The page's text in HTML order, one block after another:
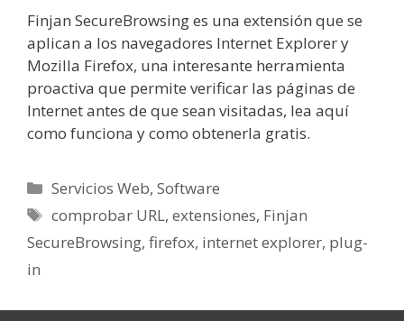
Finjan SecureBrowsing es una extensión que se
aplican a los navegadores Internet Explorer y
Mozilla Firefox, una interesante herramienta
proactiva que permite verificar las páginas de
Internet antes de que sean visitadas, lea aquí
como funciona y como obtenerla gratis.
Categorías
Servicios Web,Software
Etiquetas
comprobar URL,extensiones, Finjan
SecureBrowsing, firefox, internet explorer, plug-
in